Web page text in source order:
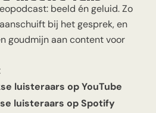
beeld én geluid. Zo
bij het gesprek, en
goudmijn aan content voor
luisteraars op YouTube
luisteraars op Spotify